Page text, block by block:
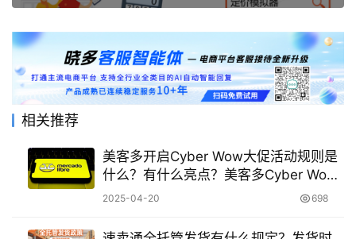
相关推荐
美客多开启Cyber Wow大促活动规则是
什么？有什么亮点？美客多Cyber Wow
大促活动规则详解及亮点解析
2025-04-20 698